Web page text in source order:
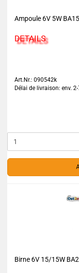
Ampoule 6V 5W
DETAILS
Art.Nr.: 090542k
Délai de livraison: env.
Birne 6V 15/15W